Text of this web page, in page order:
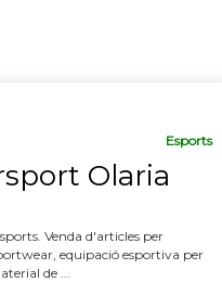
Esports
Olaria
Venda d'articles per
equipació esportiva per
de ...